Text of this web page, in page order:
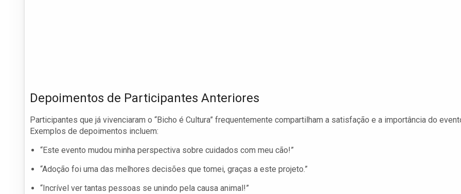
Depoimentos de Participantes Anteriores
Participantes que já vivenciaram o “Bicho é Cultura” frequentemente compartilham a satisfação e a importância do
Exemplos de depoimentos incluem:
“Este evento mudou minha perspectiva sobre cuidados com meu cão!”
“Adoção foi uma das melhores decisões que tomei, graças a este projeto.”
“Incrível ver tantas pessoas se unindo pela causa animal!”